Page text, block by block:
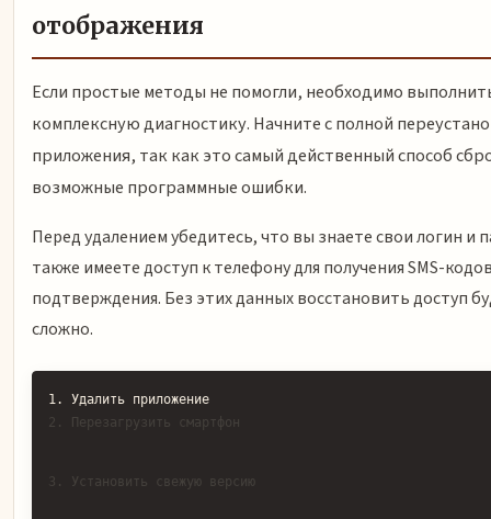
отображения
Если простые методы не помогли, необходимо
комплексную диагностику. Начните с полной
приложения, так как это самый действенный способ
возможные программные ошибки.
Перед удалением убедитесь, что вы знаете свои логин и
также имеете доступ к телефону для получения SMS-
подтверждения. Без этих данных восстановить доступ
сложно.
2. Перезагрузить смартфон
3. Установить свежую версию